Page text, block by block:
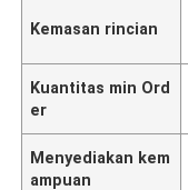
Kemasan rincian
Kuantitas min Ord
er
Menyediakan kem
ampuan